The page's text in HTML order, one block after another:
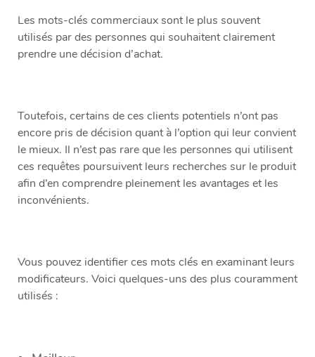
Les mots-clés commerciaux sont le plus souvent
utilisés par des personnes qui souhaitent clairement
prendre une décision d’achat.
Toutefois, certains de ces clients potentiels n’ont pas
encore pris de décision quant à l’option qui leur convient
le mieux. Il n’est pas rare que les personnes qui utilisent
ces requêtes poursuivent leurs recherches sur le produit
afin d’en comprendre pleinement les avantages et les
inconvénients.
Vous pouvez identifier ces mots clés en examinant leurs
modificateurs. Voici quelques-uns des plus couramment
utilisés :